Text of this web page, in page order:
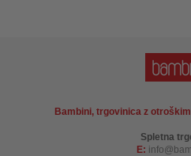
Bambini, trgovinica z
Spletna
E: info